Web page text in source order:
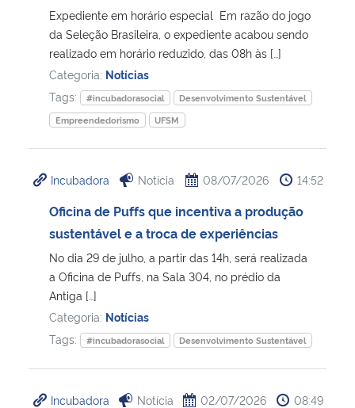
Expediente em horário especial Em razão do jogo
da Seleção Brasileira, o expediente acabou sendo
realizado em horário reduzido, das 08h às […]
Categoria: Notícias
Tags:
#incubadorasocial
Desenvolvimento Sustentável
Empreendedorismo
UFSM
Incubadora Notícia 08/07/2026 14:52
Oficina de Puffs que incentiva a produção
sustentável e a troca de experiências
No dia 29 de julho, a partir das 14h, será realizada
a Oficina de Puffs, na Sala 304, no prédio da
Antiga […]
Categoria: Notícias
Tags:
#incubadorasocial Desenvolvimento Sustentável
Incubadora Notícia 02/07/2026 08:49